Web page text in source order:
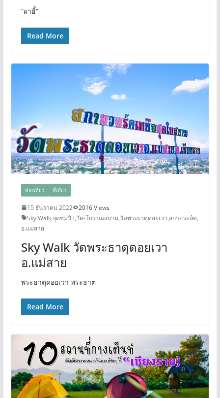
“ผาฮี้”
Read More
ท่องเที่ยว ที่เที่ยว
15 ธันวาคม 2022
2016 Views
Sky Walk,จุดชมวิว,วัด-โบราณสถาน,วัดพระธาตุดอยเวา,สกายวอล์ค,
อ.แม่สาย
Sky Walk วัดพระธาตุดอยเวา
อ.แม่สาย
พระธาตุดอยเวา พระธาต
Read More